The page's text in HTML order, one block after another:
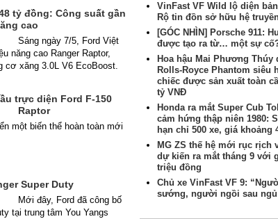
tỷ đồng: Công suất gần
cao
Sáng ngày 7/5, Ford Việt
năng cao Ranger Raptor,
cơ xăng 3.0L V6 EcoBoost.
trực diện Ford F-150
Raptor
một biến thể hoàn toàn mới
Super Duty
Mới đây, Ford đã công bố
tại trung tâm You Yangs
VinFast VF Wild lộ diện
Rộ tin đồn sở hữu hệ
[GÓC NHÌN] Porsche 911:
được tạo ra từ… một sự
Hoa hậu Mai Phương Thúy
Rolls-Royce Phantom siêu
chiếc được sản xuất toàn
tỷ VNĐ
Honda ra mắt Super Cub
cảm hứng thập niên 1980:
hạn chỉ 500 xe, giá khoảng
MG ZS thế hệ mới rục rịch
dự kiến ra mắt tháng 9 với
triệu đồng
Chủ xe VinFast VF 9:
sướng, người ngồi sau ngủ